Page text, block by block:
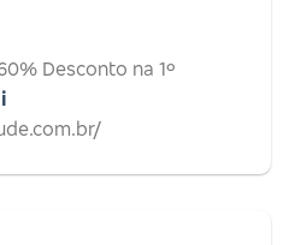
Desconto na 1º